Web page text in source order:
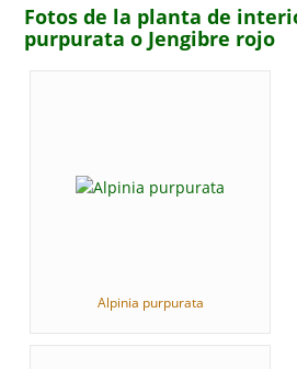
Fotos de la planta de
purpurata o Jengibre rojo
Alpinia purpurata